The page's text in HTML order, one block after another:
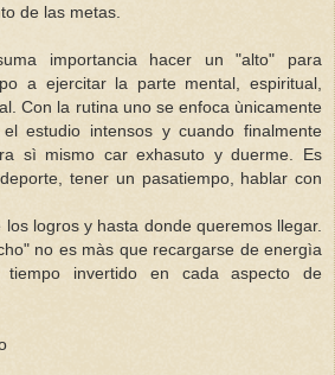
de las metas.
importancia hacer un "alto" para
a ejercitar la parte mental, espiritual,
Con la rutina uno se enfoca ùnicamente
estudio intensos y cuando finalmente
sì mismo car exhasuto y duerme. Es
tener un pasatiempo, hablar con
logros y hasta donde queremos llegar.
no es màs que recargarse de energìa
tiempo invertido en cada aspecto de